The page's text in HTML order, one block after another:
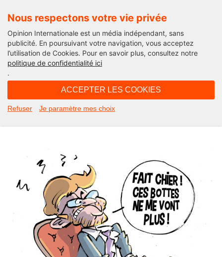
Nous respectons votre vie privée
Opinion Internationale est un média indépendant, sans
publicité. En poursuivant votre navigation, vous acceptez
l’utilisation de Cookies. Pour en savoir plus, consultez notre
politique de confidentialité ici
.
ACCEPTER LES COOKIES
Refuser Je paramètre mes choix
Actu'Folies
Les bottes de Fesneau. L’Actu’folies